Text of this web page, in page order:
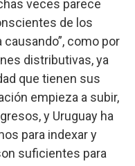
veces parece
de los
como por
distributivas, ya
que tienen sus
empieza a subir,
y Uruguay ha
para indexar y
suficientes para